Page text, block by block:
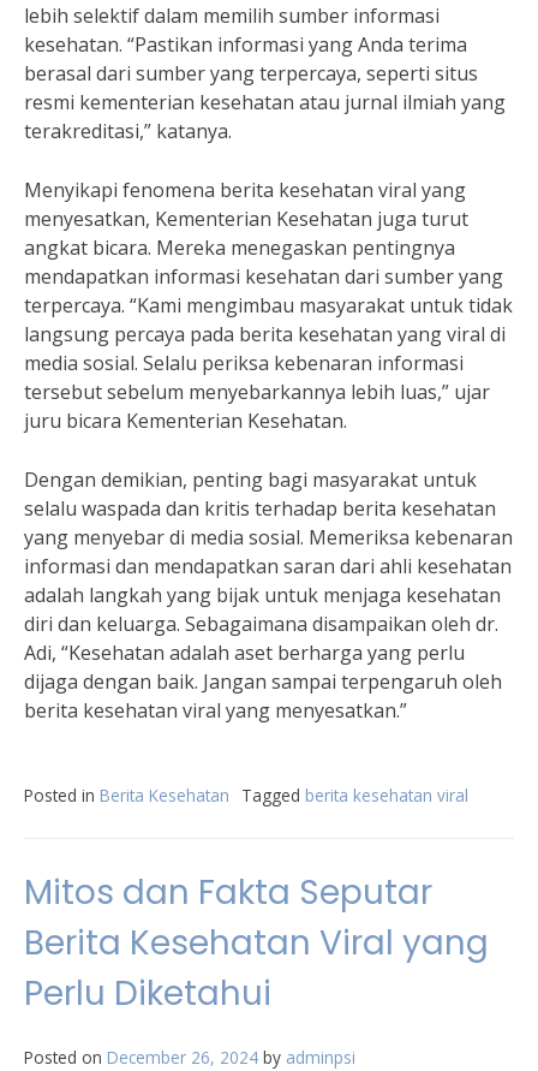
lebih selektif dalam memilih sumber informasi
kesehatan. “Pastikan informasi yang Anda terima
berasal dari sumber yang terpercaya, seperti situs
resmi kementerian kesehatan atau jurnal ilmiah yang
terakreditasi,” katanya.
Menyikapi fenomena berita kesehatan viral yang
menyesatkan, Kementerian Kesehatan juga turut
angkat bicara. Mereka menegaskan pentingnya
mendapatkan informasi kesehatan dari sumber yang
terpercaya. “Kami mengimbau masyarakat untuk tidak
langsung percaya pada berita kesehatan yang viral di
media sosial. Selalu periksa kebenaran informasi
tersebut sebelum menyebarkannya lebih luas,” ujar
juru bicara Kementerian Kesehatan.
Dengan demikian, penting bagi masyarakat untuk
selalu waspada dan kritis terhadap berita kesehatan
yang menyebar di media sosial. Memeriksa kebenaran
informasi dan mendapatkan saran dari ahli kesehatan
adalah langkah yang bijak untuk menjaga kesehatan
diri dan keluarga. Sebagaimana disampaikan oleh dr.
Adi, “Kesehatan adalah aset berharga yang perlu
dijaga dengan baik. Jangan sampai terpengaruh oleh
berita kesehatan viral yang menyesatkan.”
Posted in Berita Kesehatan Tagged berita kesehatan viral
Mitos dan Fakta Seputar
Berita Kesehatan Viral yang
Perlu Diketahui
Posted on December 26, 2024 by adminpsi